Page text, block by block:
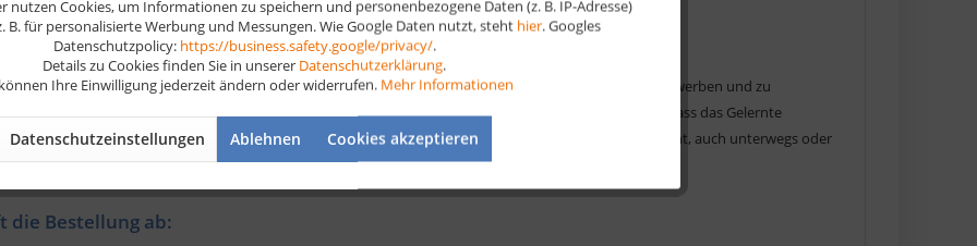
mit digitalen Lernkarten
digitalenTextil- und Modenäher Lernkartenist eine moderne und effektive Methode, um Wissen zu erwerben und zu
das regelmäßige Wiederholen der Karten kannst du dein Gedächtnis trainieren und sicherstellen, dass das Gelernte
im Gedächtnis bleibt. Zudem bieten digitale Lernkarten eine flexible Lernmöglichkeit, die es dir ermöglicht, auch unterwegs oder
Pausen effizient zu lernen.
die Bestellung ab:
Aktiv
nutzen Cookies, um Informationen zu speichern und personenbezogene Daten (z. B. IP-Adresse)
B. für personalisierte Werbung und Messungen. Wie Google Daten nutzt, steht hier. Googles
Datenschutzpolicy: https://business.safety.google/privacy/.
Details zu Cookies finden Sie in unserer Datenschutzerklärung.
Ihre Einwilligung jederzeit ändern oder widerrufen. Mehr Informationen
Datenschutzeinstellungen Ablehnen Cookies akzeptieren